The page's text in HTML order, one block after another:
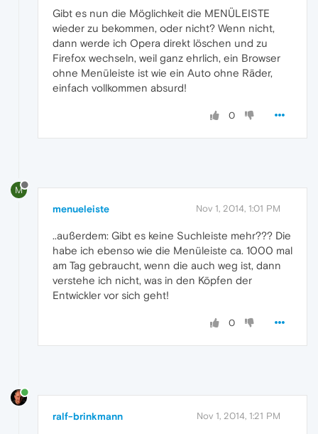
Gibt es nun die Möglichkeit die MENÜLEISTE
wieder zu bekommen, oder nicht? Wenn nicht,
dann werde ich Opera direkt löschen und zu
Firefox wechseln, weil ganz ehrlich, ein Browser
ohne Menüleiste ist wie ein Auto ohne Räder,
einfach vollkommen absurd!
0
M
menueleiste Nov 1, 2014, 1:01 PM
..außerdem: Gibt es keine Suchleiste mehr??? Die
habe ich ebenso wie die Menüleiste ca. 1000 mal
am Tag gebraucht, wenn die auch weg ist, dann
verstehe ich nicht, was in den Köpfen der
Entwickler vor sich geht!
0
ralf-brinkmann Nov 1, 2014, 1:21 PM